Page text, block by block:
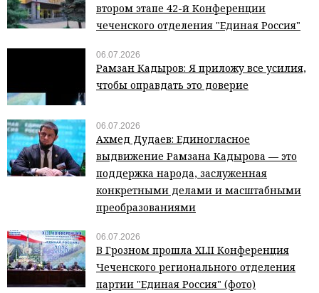
втором этапе 42-й Конференции
чеченского отделения "Единая Россия"
06.07.2026
Рамзан Кадыров: Я приложу все усилия,
чтобы оправдать это доверие
06.07.2026
Ахмед Дудаев: Единогласное
выдвижение Рамзана Кадырова — это
поддержка народа, заслуженная
конкретными делами и масштабными
преобразованиями
06.07.2026
В Грозном прошла XLII Конференция
Чеченского регионального отделения
партии "Единая Россия" (фото)